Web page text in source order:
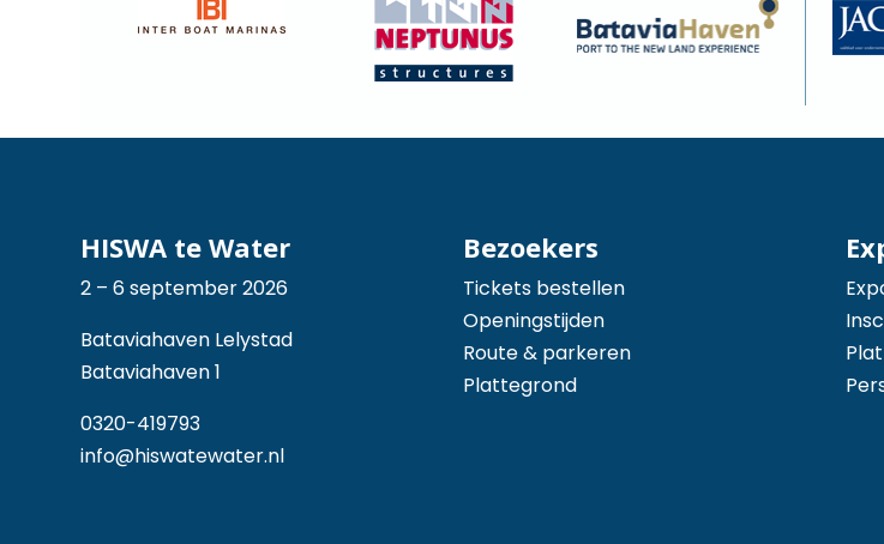
HISWA te Water
2 – 6 september 2026
Bataviahaven Lelystad
Bataviahaven 1
0320-419793
info@hiswatewater.nl
Bezoekers
Tickets bestellen
Openingstijden
Route & parkeren
Plattegrond